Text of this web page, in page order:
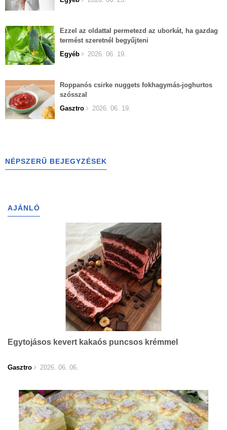
Ezzel az oldattal permetezd az uborkát, ha gazdag
termést szeretnél begyűjteni
Egyéb
2026. 06. 19.
Roppanós csirke nuggets fokhagymás-joghurtos
szósszal
Gasztro
2026. 06. 19.
NÉPSZERŰ BEJEGYZÉSEK
AJÁNLÓ
Egytojásos kevert kakaós puncsos krémmel
Gasztro 2026. 06. 06.